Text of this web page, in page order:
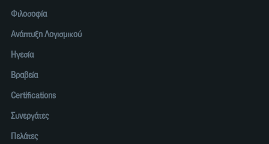
Φιλοσοφία
Ανάπτυξη Λογισμικού
Ηγεσία
Βραβεία
Certifications
Συνεργάτες
Πελάτες